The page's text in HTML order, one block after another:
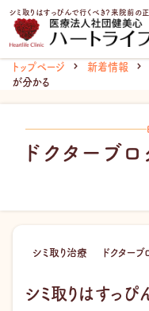
ス
シミ取りはすっぴんで行くべき？来院前の
トップページ 新着情報
が分かる
ドクターブロ
シミ取り治療 ドクターブ
シミ取りはすっぴ